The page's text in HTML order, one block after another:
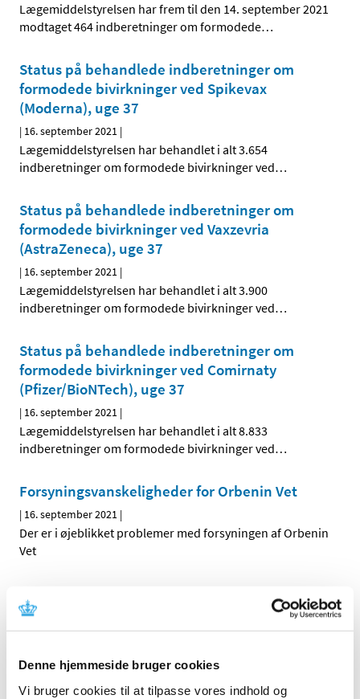
Denne hjemmeside bruger cookies
Vi bruger cookies til at tilpasse vores indhold og
Lægemiddelstyrelsen har frem til den 14. september 2021
modtaget 464 indberetninger om formodede…
Status på behandlede indberetninger om
formodede bivirkninger ved Spikevax
(Moderna), uge 37
| 16. september 2021 |
Lægemiddelstyrelsen har behandlet i alt 3.654
indberetninger om formodede bivirkninger ved…
Status på behandlede indberetninger om
formodede bivirkninger ved Vaxzevria
(AstraZeneca), uge 37
| 16. september 2021 |
Lægemiddelstyrelsen har behandlet i alt 3.900
indberetninger om formodede bivirkninger ved…
Status på behandlede indberetninger om
formodede bivirkninger ved Comirnaty
(Pfizer/BioNTech), uge 37
| 16. september 2021 |
Lægemiddelstyrelsen har behandlet i alt 8.833
indberetninger om formodede bivirkninger ved…
Forsyningsvanskeligheder for Orbenin Vet
| 16. september 2021 |
Der er i øjeblikket problemer med forsyningen af Orbenin
Vet
Forsyningsvanskeligheder for Carepen VET
|16. september 2021
Der er i øjeblikket problemer med forsyningen af Carepen